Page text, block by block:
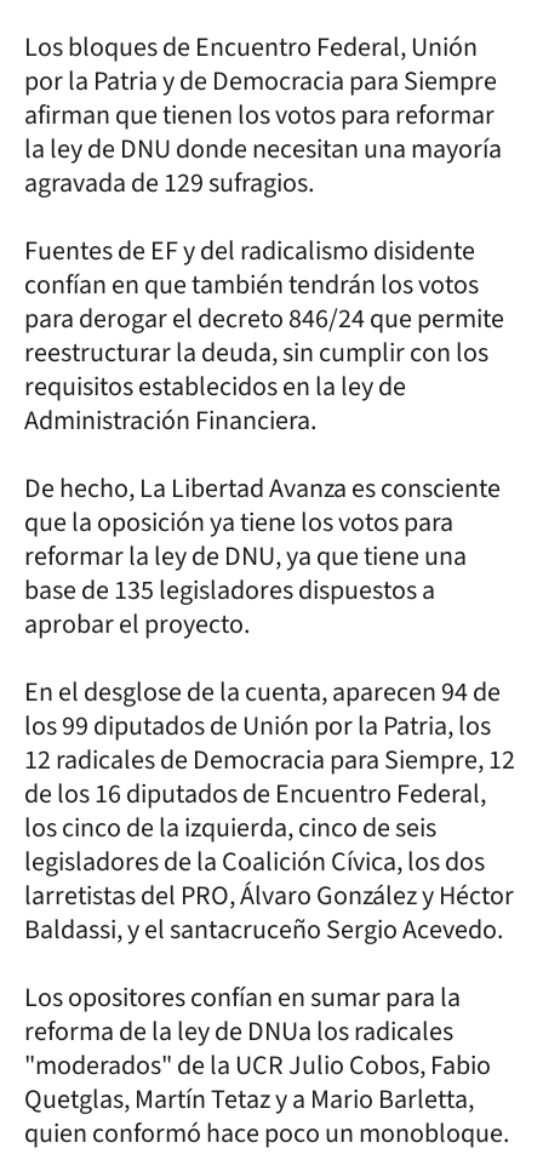
Los bloques de Encuentro Federal, Unión
por la Patria y de Democracia para Siempre
afirman que tienen los votos para reformar
la ley de DNU donde necesitan una mayoría
agravada de 129 sufragios.
Fuentes de EF y del radicalismo disidente
confían en que también tendrán los votos
para derogar el decreto 846/24 que permite
reestructurar la deuda, sin cumplir con los
requisitos establecidos en la ley de
Administración Financiera.
De hecho, La Libertad Avanza es consciente
que la oposición ya tiene los votos para
reformar la ley de DNU, ya que tiene una
base de 135 legisladores dispuestos a
aprobar el proyecto.
En el desglose de la cuenta, aparecen 94 de
los 99 diputados de Unión por la Patria, los
12 radicales de Democracia para Siempre, 12
de los 16 diputados de Encuentro Federal,
los cinco de la izquierda, cinco de seis
legisladores de la Coalición Cívica, los dos
larretistas del PRO, Álvaro González y Héctor
Baldassi, y el santacruceño Sergio Acevedo.
Los opositores confían en sumar para la
reforma de la ley de DNUa los radicales
"moderados" de la UCR Julio Cobos, Fabio
Quetglas, Martín Tetaz y a Mario Barletta,
quien conformó hace poco un monobloque.